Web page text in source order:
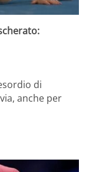
di
anche per